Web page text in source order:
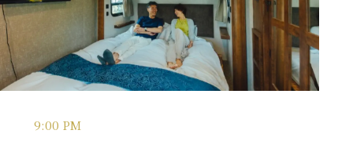
9:00 PM